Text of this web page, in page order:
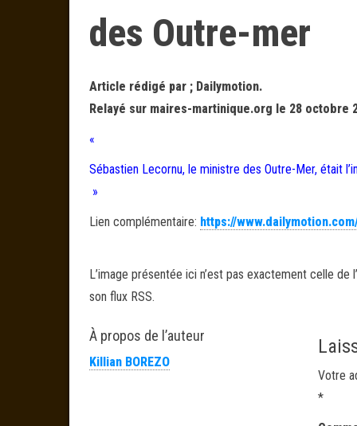
des Outre-mer
Article rédigé par ; Dailymotion.
Relayé sur maires-martinique.org le 28 octobre
«
Sébastien Lecornu, le ministre des Outre-Mer, était
»
Lien complémentaire: https://
L’image présentée ici n’est pas exactement celle
son flux RSS.
À propos de l’auteur
Killian BOREZO
Votre
*